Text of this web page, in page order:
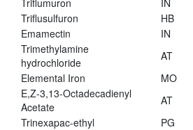
Triflumuron
IN
Triflusulfuron
HB
Emamectin
IN
Trimethylamine
hydrochloride
AT
Elemental Iron
MO
E,Z-3,13-Octadecadienyl
Acetate
AT
Trinexapac-ethyl
PG